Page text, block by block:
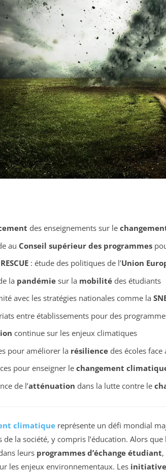
des enseignements sur le
au Conseil supérieur des programmes
RESCUE: étude des politiques de l’Union
la pandémiesur la mobilitédes étudiants
avec les stratégies nationales comme la
entre établissements pour des
continue sur les enjeux climatiques
pour améliorer la résiliencedes écoles face
pour enseigner le changement
de l’atténuation dans la lutte contre le
climatique représente un défi mondial
de la société, y compris l’éducation. Alors
leurs programmes d’échange étudiant
les enjeux environnementaux. Les